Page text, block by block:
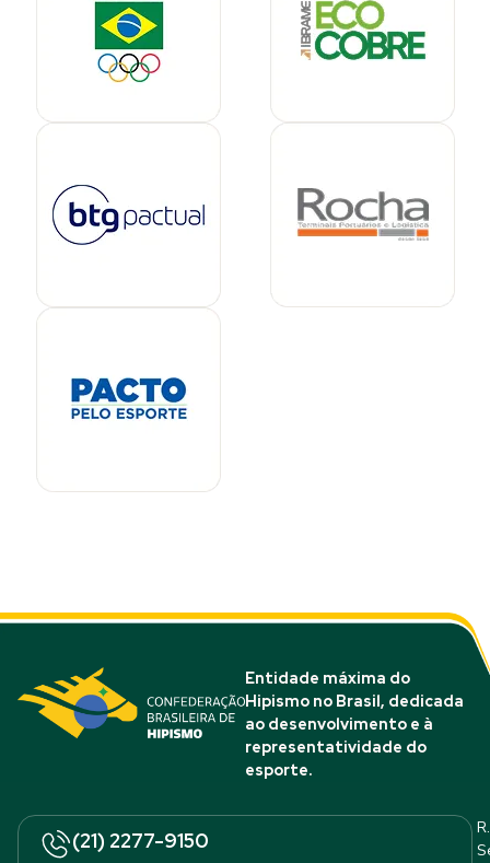
Entidade máxima do
Hipismo no Brasil, dedicada
ao desenvolvimento e à
representatividade do
esporte.
(21) 2277-9150
R.